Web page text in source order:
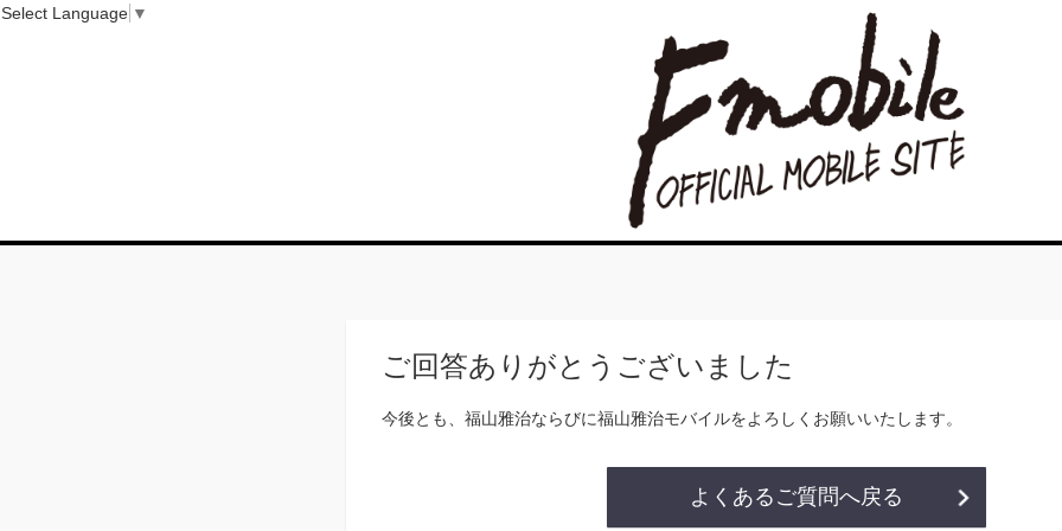
ご回答ありがとうございました
今後とも、福山雅治ならびに福山雅治モバイルをよろしくお願いいたします。
よくあるご質問へ戻る
Select Language ▼